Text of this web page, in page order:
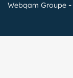
Webqam Groupe